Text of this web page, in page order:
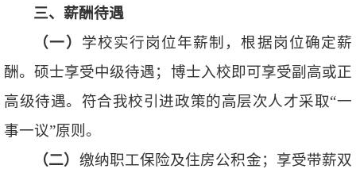
三、薪酬待遇
（一） 学校实行岗位年薪制，根据岗位确定薪
酬。硕士享受中级待遇；博士入校即可享受副高或正
高级待遇。符合我校引进政策的高层次人才采取“一
事一议”原则。
（二） 缴纳职工保险及住房公积金；享受带薪双